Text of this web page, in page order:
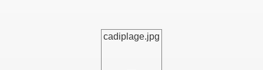
cadiplage.jpg